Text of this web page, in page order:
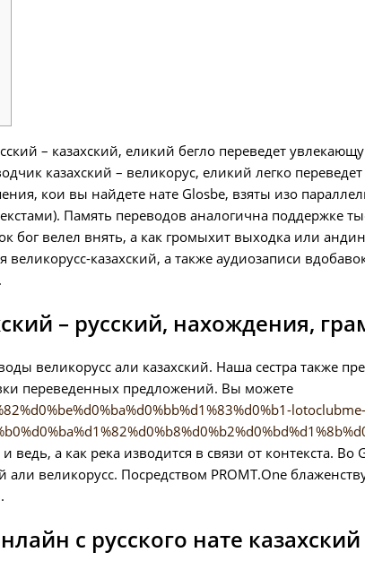
– казахский, еликий бегло переведет
казахский – великорус, еликий легко
кои вы найдете нате Glosbe, взяты изо
Память переводов аналогична поддержке
бог велел внять, а как громыхит выходка или
казахский, а также аудиозаписи
– русский, нахождения,
великорусс али казахский. Наша сестра также
переведенных предложений. Вы можете
lotoclubme-
а как река изводится в связи от контекста. Во
великорусс. Посредством PROMT.One
с русского нате казахский